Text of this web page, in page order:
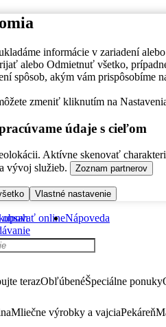
informácie v zariadení
alebo Odmietnuť všetko,
spôsob, akým vám prispôsobíme
zmeniť kliknutím na
údaje s cieľom
Aktívne skenovať
vývoj služieb.
Zoznam partnerov
Vlastné nastavenie
onlineNápoveda
terazObľúbenéŠpeciálne ponuky
Mliečne výrobky a vajciaPekáreň